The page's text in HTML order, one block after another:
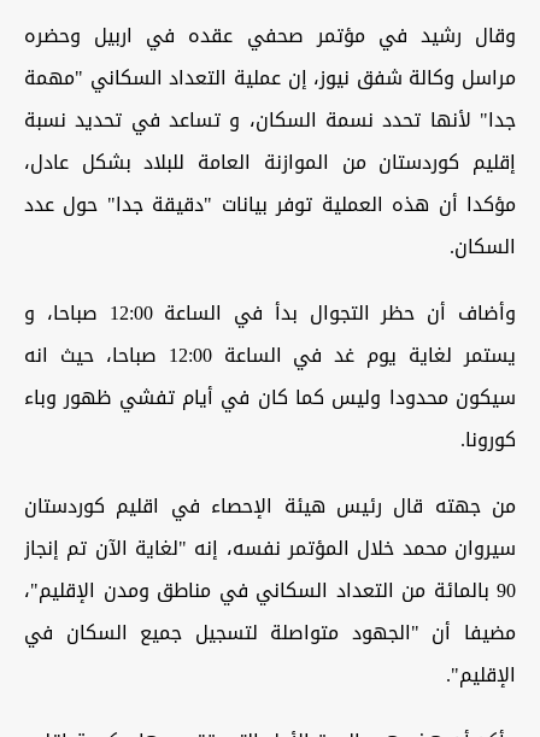
وقال رشيد في مؤتمر صحفي عقده في اربيل وحضره
مراسل وكالة شفق نيوز، إن عملية التعداد السكاني "مهمة
جدا" لأنها تحدد نسمة السكان، و تساعد في تحديد نسبة
إقليم كوردستان من الموازنة العامة للبلاد بشكل عادل،
مؤكدا أن هذه العملية توفر بيانات "دقيقة جدا" حول عدد
السكان.
وأضاف أن حظر التجوال بدأ في الساعة 12:00 صباحا، و
يستمر لغاية يوم غد في الساعة 12:00 صباحا، حيث انه
سيكون محدودا وليس كما كان في أيام تفشي ظهور وباء
كورونا.
من جهته قال رئيس هيئة الإحصاء في اقليم كوردستان
سيروان محمد خلال المؤتمر نفسه، إنه "لغاية الآن تم إنجاز
90 بالمائة من التعداد السكاني في مناطق ومدن الإقليم"،
مضيفا أن "الجهود متواصلة لتسجيل جميع السكان في
الإقليم".